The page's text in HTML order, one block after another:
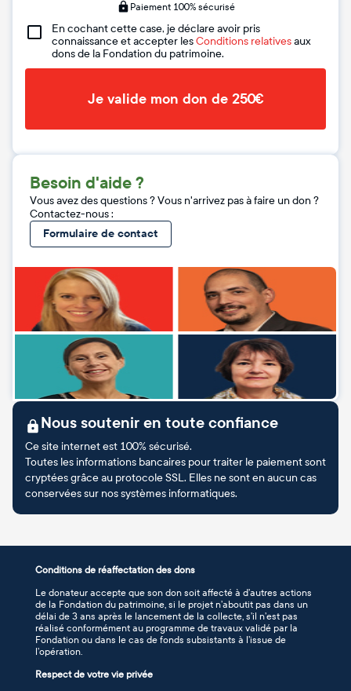
Paiement 100% sécurisé
En cochant cette case, je déclare avoir pris
connaissance et accepter lesConditions relativesaux
dons de la Fondation du patrimoine.
Je valide mon don de 250€
Besoin d'aide ?
Vous avez des questions ? Vous n'arrivez pas à faire un don ?
Contactez-nous :
Formulaire de contact
Nous soutenir en toute confiance
Ce site internet est 100% sécurisé.
Toutes les informations bancaires pour traiter le paiement sont
cryptées grâce au protocole SSL. Elles ne sont en aucun cas
conservées sur nos systèmes informatiques.
Conditions de réaffectation des dons
Le donateur accepte que son don soit affecté à d’autres actions
de la Fondation du patrimoine, si le projet n’aboutit pas dans un
délai de 3 ans après le lancement de la collecte, s’il n’est pas
réalisé conformément au programme de travaux validé par la
Fondation ou dans le cas de fonds subsistants à l’issue de
l’opération.
Respect de votre vie privée